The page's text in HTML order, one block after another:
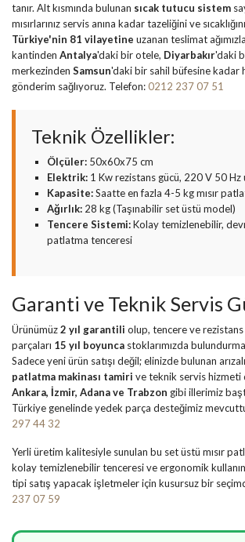
tanır. Alt kısmında bulunan sıcak tutucu sistem
mısırlarınız servis anına kadar tazeliğini ve
Türkiye'nin 81 vilayetine uzanan teslimat
kantinden Antalya'daki bir otele, Diyarbakır'daki
merkezinden Samsun'daki bir sahil büfesine kadar
gönderim sağlıyoruz. Telefon:0212 237 07 51
Teknik Özellikler:
Ölçüler: 50x60x75 cm
Elektrik: 1 Kw rezistans gücü, 220 V 50 Hz
Kapasite:Saatte en fazla 4-5 kg mısır
Ağırlık: 28 kg (Taşınabilir set üstü model)
Tencere Sistemi:Kolay temizlenebilir,
patlatma tenceresi
Garanti ve Teknik Servis
Ürünümüz2 yıl garantili olup, tencere ve
parçaları 15 yıl boyunca stoklarımızda
Sadece yeni ürün satışı değil; elinizde bulunan
patlatma makinası tamiri ve teknik servis hizmeti
Ankara, İzmir, Adana ve Trabzon gibi illerimiz
Türkiye genelinde yedek parça desteğimiz
297 44 32
Yerli üretim kalitesiyle sunulan bu set üstü mısır
kolay temizlenebilir tenceresi ve ergonomik
tipi satış yapacak işletmeler için kusursuz bir
237 07 59